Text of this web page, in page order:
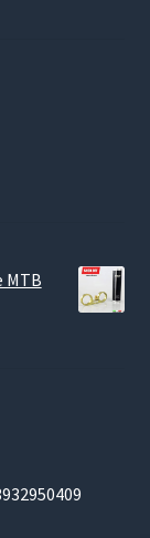
MTB